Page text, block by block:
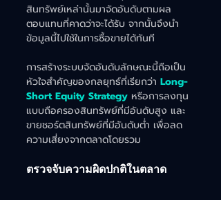
สินทรัพย์เหล่านั้นมาจัดอันดับตามผล
ตอบแทนที่คาดว่าจะได้รับ จากนั้นจึงนำ
ข้อมูลนี้ไปใช้ในการซื้อขายได้ทันที
การสร้างระบบจัดอันดับลักษณะนี้ถือเป็น
หัวใจสำคัญของกลยุทธ์ที่เรียกว่า Long-
Short Equity Strategy หรือการลงทุน
แบบถือครองสินทรัพย์ที่มีอันดับสูง และ
ขายชอร์ตสินทรัพย์ที่มีอันดับต่ำ เพื่อลด
ความเสี่ยงจากตลาดโดยรวม
ตรวจจับความผิดปกติในตลาด